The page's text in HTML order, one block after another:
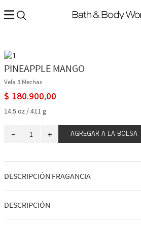
PINEAPPLE MANGO
Vela 3 Mechas
$ 180.900,00
14.5 oz / 411 g
＋
－ AGREGAR A LA BOLSA
DESCRIPCIÓN FRAGANCIA
Tomando profundamente un toque tan
DESCRIPCIÓN